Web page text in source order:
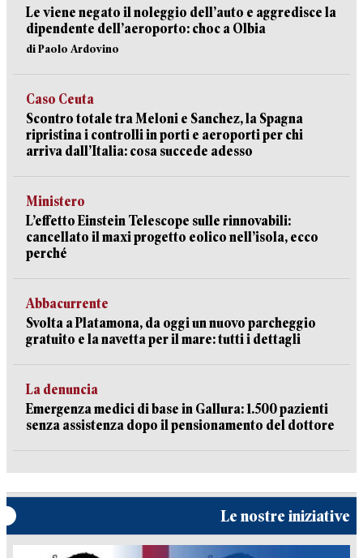
Le viene negato il noleggio dell’auto e aggredisce la
dipendente dell’aeroporto: choc a Olbia
di Paolo Ardovino
Caso Ceuta
Scontro totale tra Meloni e Sanchez, la Spagna
ripristina i controlli in porti e aeroporti per chi
arriva dall’Italia: cosa succede adesso
Ministero
L’effetto Einstein Telescope sulle rinnovabili:
cancellato il maxi progetto eolico nell’isola, ecco
perché
Abbacurrente
Svolta a Platamona, da oggi un nuovo parcheggio
gratuito e la navetta per il mare: tutti i dettagli
La denuncia
Emergenza medici di base in Gallura: 1.500 pazienti
senza assistenza dopo il pensionamento del dottore
Le nostre iniziative